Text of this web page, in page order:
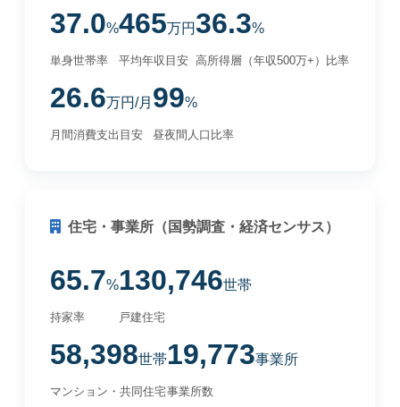
37.0%
単身世帯率
465万円
平均年収目安
36.3%
高所得層（年収500万+）比率
26.6万円/月
月間消費支出目安
99%
昼夜間人口比率
住宅・事業所（国勢調査・経済センサス）
65.7%
持家率
130,746世帯
戸建住宅
58,398世帯
マンション・共同住宅
19,773事業所
事業所数